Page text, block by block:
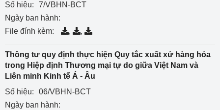
Số hiệu:
7/VBHN-BCT
Ngày ban hành:
File đính kèm:
, ,
Thông tư quy định thực hiện Quy tắc xuất xứ hàng hóa
trong Hiệp định Thương mại tự do giữa Việt Nam và
Liên minh Kinh tế Á - Âu
Số hiệu:
06/VBHN-BCT
Ngày ban hành: